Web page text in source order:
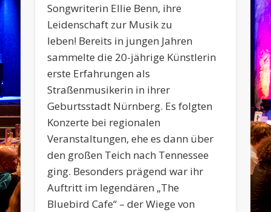
Songwriterin Ellie Benn, ihre
Leidenschaft zur Musik zu
leben! Bereits in jungen Jahren
sammelte die 20-jährige Künstlerin
erste Erfahrungen als
Straßenmusikerin in ihrer
Geburtsstadt Nürnberg. Es folgten
Konzerte bei regionalen
Veranstaltungen, ehe es dann über
den großen Teich nach Tennessee
ging. Besonders prägend war ihr
Auftritt im legendären „The
Bluebird Cafe“ – der Wiege von